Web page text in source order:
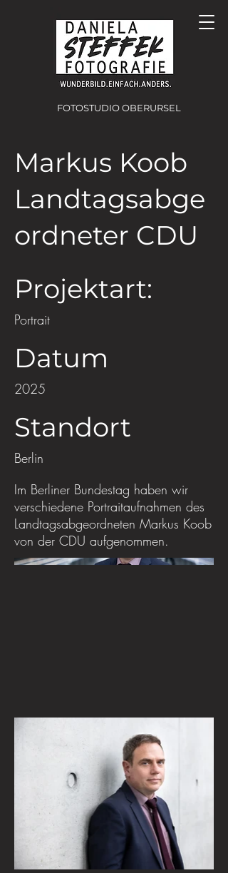
FOTOSTUDIO OBERURSEL
Markus Koob
Landtagsabge
ordneter CDU
Projektart:
Portrait
Datum
2025
Standort
Berlin
Im Berliner Bundestag haben wir
verschiedene Portraitaufnahmen des
Landtagsabgeordneten Markus Koob
von der CDU aufgenommen.